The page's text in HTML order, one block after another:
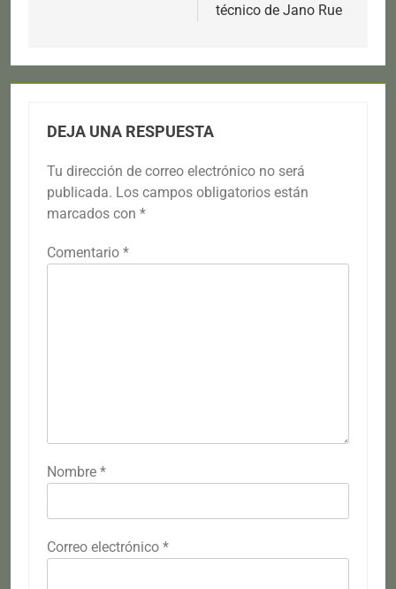
técnico de Jano Rue
DEJA UNA RESPUESTA
Tu dirección de correo electrónico no será
publicada. Los campos obligatorios están
marcados con *
Comentario *
Nombre *
Correo electrónico *